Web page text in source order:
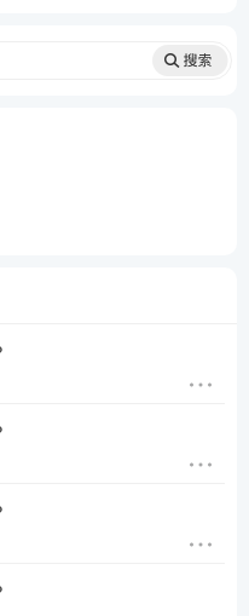
学历信息、完善工作
。
单位性质、单位所在
术职务、专业技术职
月、专业职称（可选